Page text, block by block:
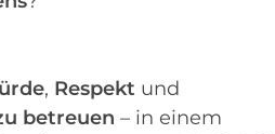
, Respekt und
betreuen – in einem